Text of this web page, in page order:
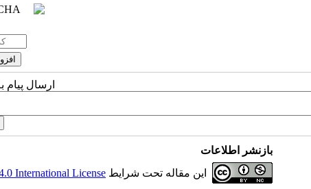
ارسال
بازنشر اطلاعات
این مقاله تحت شرایط International License